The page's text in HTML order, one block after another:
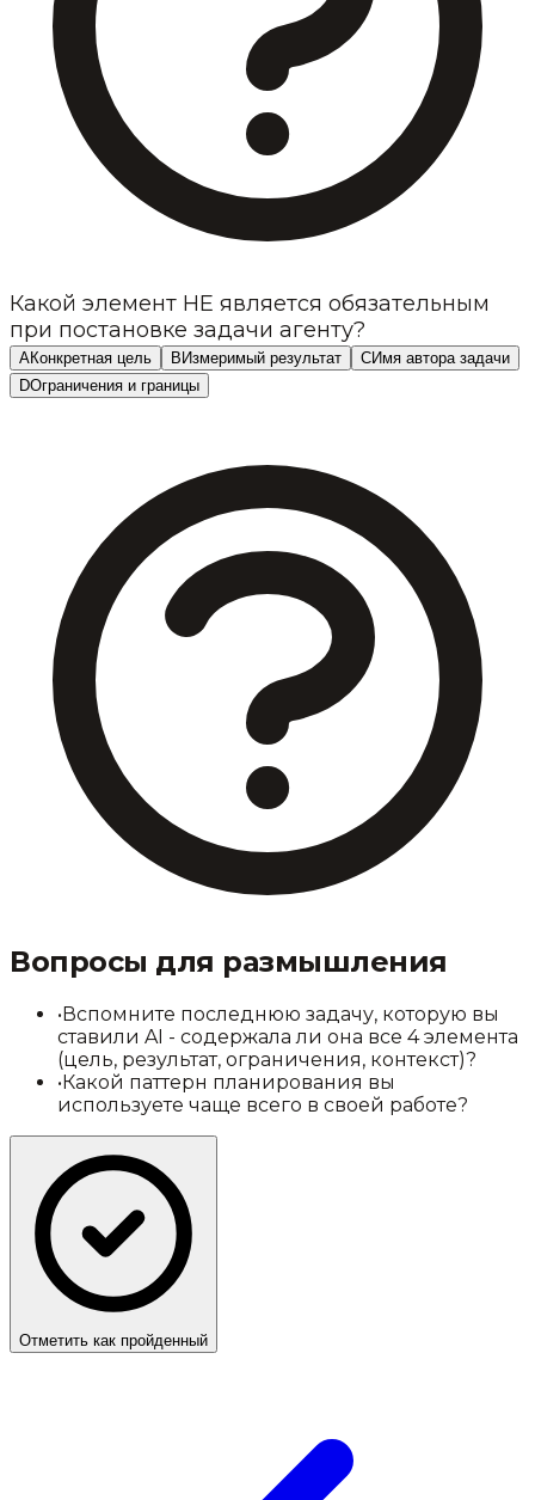
Какой элемент НЕ является обязательным
при постановке задачи агенту?
AКонкретная цель B Измеримый результат CИмя автора задачи
DОграничения и границы
Вопросы для размышления
• Вспомните последнюю задачу, которую вы
ставили AI - содержала ли она все 4 элемента
(цель, результат, ограничения, контекст)?
• Какой паттерн планирования вы
используете чаще всего в своей работе?
Отметить как пройденный